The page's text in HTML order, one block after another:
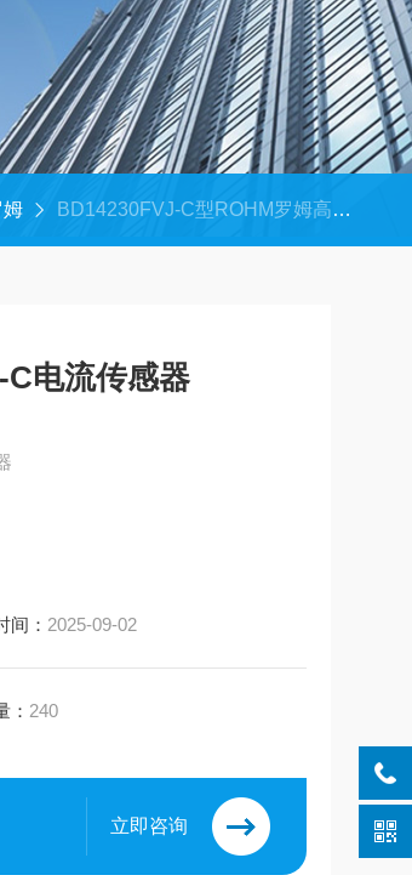
姆 BD14230FVJ-C型ROHM罗姆高精度BD14230FVJ-C电流传感器
电流传感器
间： 2025-09-02
： 240
立即咨询